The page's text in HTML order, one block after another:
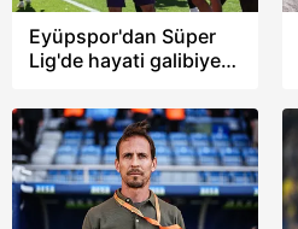
Eyüpspor'dan Süper
Lig'de hayati galibiyet!
yendi